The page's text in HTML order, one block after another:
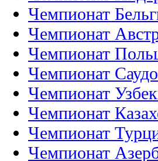
Чемпионат
Чемпионат
Чемпионат
Чемпионат
Чемпионат
Чемпионат
Чемпионат
Чемпионат